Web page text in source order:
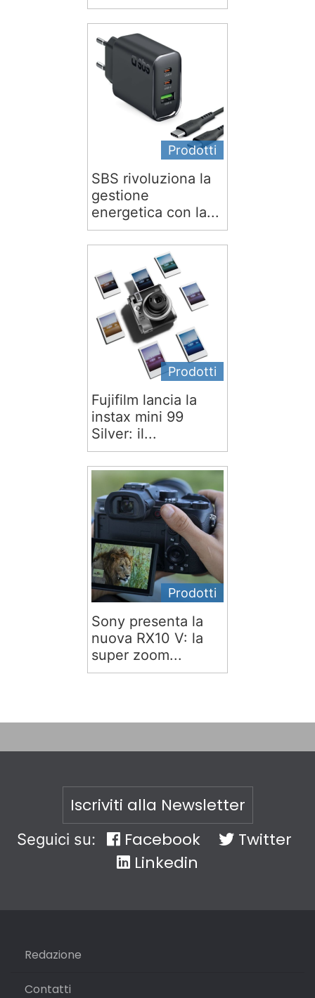
Prodotti
SBS rivoluziona la
gestione
energetica con la...
Prodotti
Fujifilm lancia la
instax mini 99
Silver: il...
Prodotti
Sony presenta la
nuova RX10 V: la
super zoom...
Iscriviti alla Newsletter
Seguici su: Facebook
Twitter
Linkedin
Redazione
Contatti